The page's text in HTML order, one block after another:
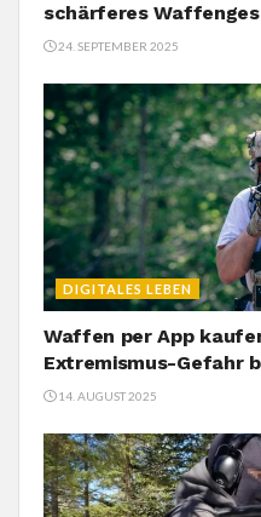
schärferes
24. SEPTEMBER 2025
DIGITALES LEBEN
Waffen per App
Extremismus-Gefahr
14. AUGUST 2025